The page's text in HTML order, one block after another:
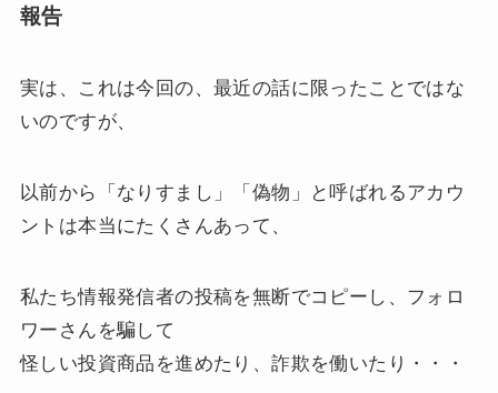
報告
実は、これは今回の、最近の話に限ったことではな
いのですが、
以前から「なりすまし」「偽物」と呼ばれるアカウ
ントは本当にたくさんあって、
私たち情報発信者の投稿を無断でコピーし、フォロ
ワーさんを騙して
怪しい投資商品を進めたり、詐欺を働いたり・・・